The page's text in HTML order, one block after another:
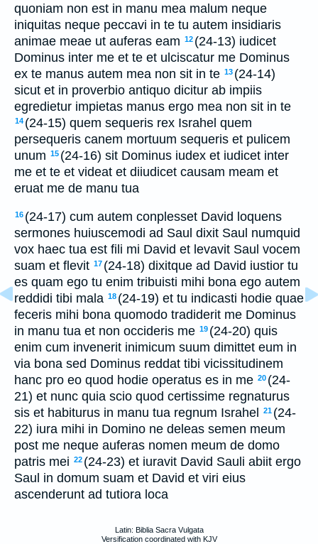
quoniam non est in manu mea malum neque
iniquitas neque peccavi in te tu autem insidiaris
animae meae ut auferas eam 12 (24-13) iudicet
Dominus inter me et te et ulciscatur me Dominus
ex te manus autem mea non sit in te 13 (24-14)
sicut et in proverbio antiquo dicitur ab impiis
egredietur impietas manus ergo mea non sit in te
14 (24-15) quem sequeris rex Israhel quem
persequeris canem mortuum sequeris et pulicem
unum 15 (24-16) sit Dominus iudex et iudicet inter
me et te et videat et diiudicet causam meam et
eruat me de manu tua
16 (24-17) cum autem conplesset David loquens
sermones huiuscemodi ad Saul dixit Saul numquid
vox haec tua est fili mi David et levavit Saul vocem
suam et flevit 17 (24-18) dixitque ad David iustior tu
es quam ego tu enim tribuisti mihi bona ego autem
reddidi tibi mala 18 (24-19) et tu indicasti hodie quae
feceris mihi bona quomodo tradiderit me Dominus
in manu tua et non occideris me 19 (24-20) quis
enim cum invenerit inimicum suum dimittet eum in
via bona sed Dominus reddat tibi vicissitudinem
hanc pro eo quod hodie operatus es in me 20 (24-
21) et nunc quia scio quod certissime regnaturus
sis et habiturus in manu tua regnum Israhel
21 (24-
22) iura mihi in Domino ne deleas semen meum
post me neque auferas nomen meum de domo
patris mei 22 (24-23) et iuravit David Sauli abiit ergo
Saul in domum suam et David et viri eius
ascenderunt ad tutiora loca
Latin: Biblia Sacra Vulgata
Versification coordinated with KJV